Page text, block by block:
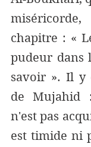
chapitre : «
pudeur dans
savoir ». Il y
de Mujahid
n'est pas
est timide ni